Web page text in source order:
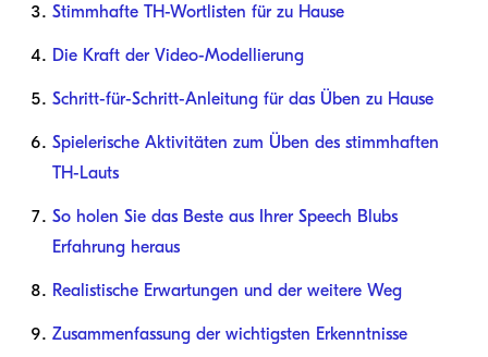
Stimmhafte TH-Wortlisten für zu Hause
Die Kraft der Video-Modellierung
Schritt-für-Schritt-Anleitung für das Üben zu Hause
Spielerische Aktivitäten zum Üben des stimmhaften
TH-Lauts
So holen Sie das Beste aus Ihrer Speech Blubs
Erfahrung heraus
Realistische Erwartungen und der weitere Weg
Zusammenfassung der wichtigsten Erkenntnisse